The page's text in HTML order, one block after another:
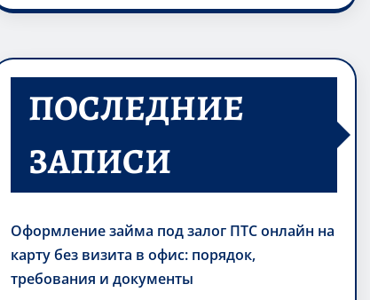
ПОСЛЕДНИЕ
ЗАПИСИ
Оформление займа под залог ПТС онлайн на
карту без визита в офис: порядок,
требования и документы